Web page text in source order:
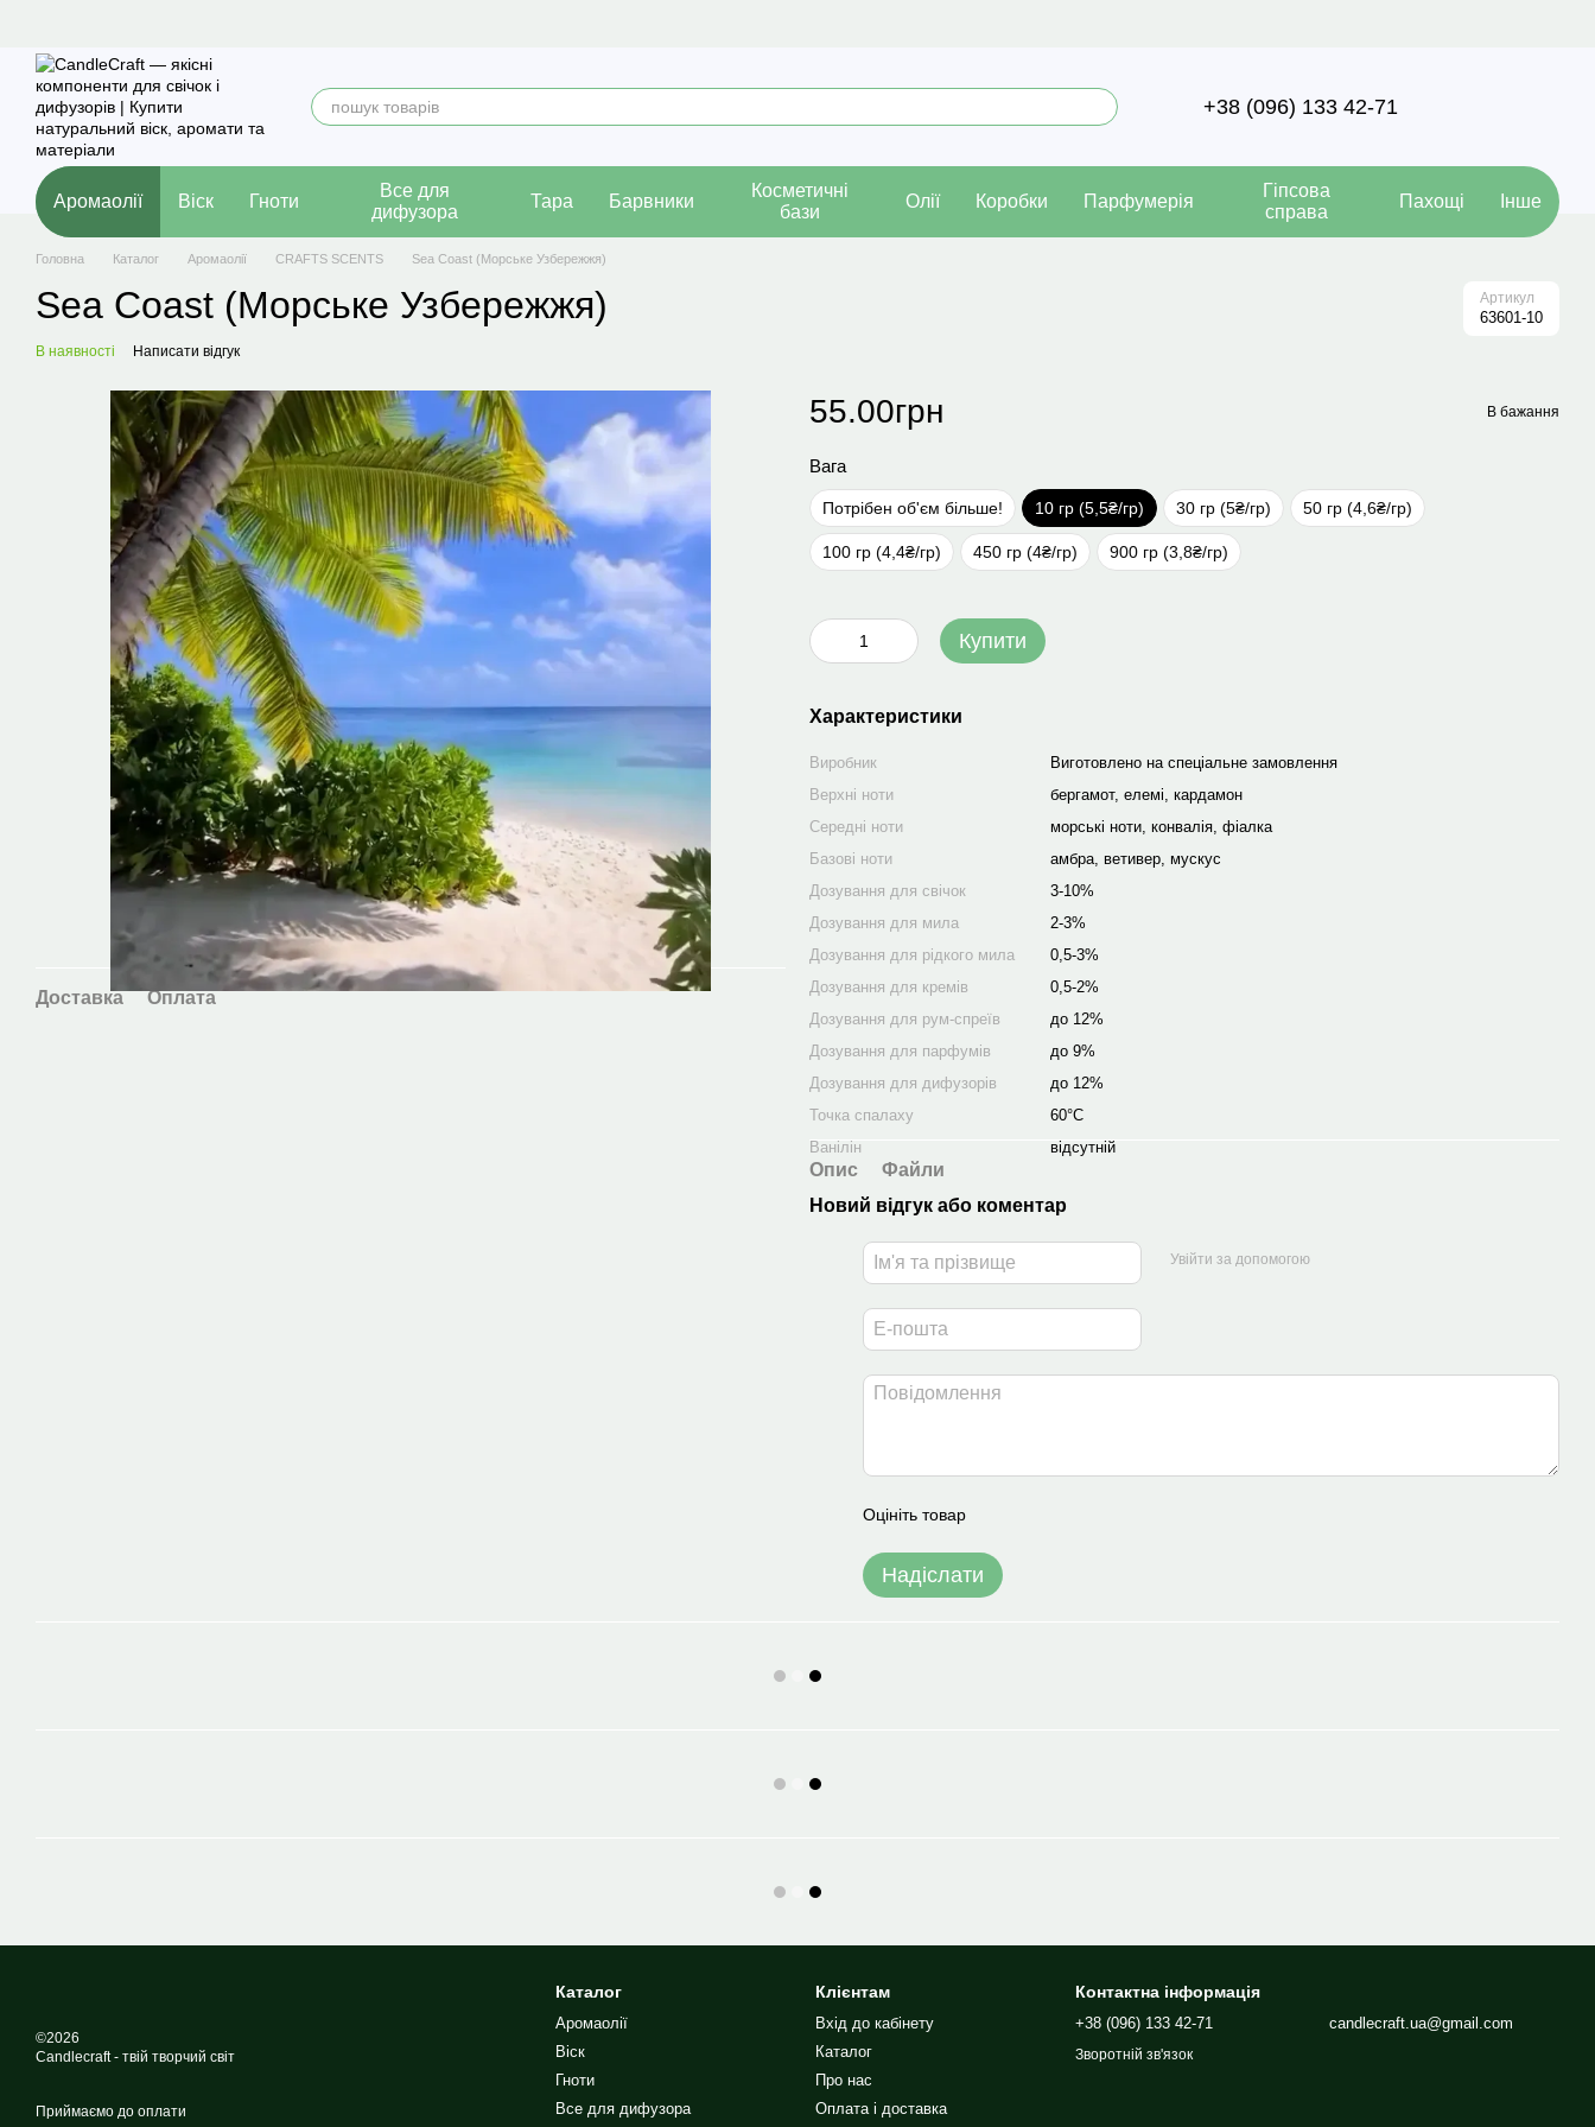
+38 (096) 133 42-71
Аромаолії Віск Гноти
Все для
дифузора
Тара Барвники
Косметичні
бази
Олії Коробки Парфумерія
Гіпсова
справа
Пахощі Інше
Головна Каталог Аромаолії CRAFTS SCENTS Sea Coast (Морське Узбережжя)
Sea Coast (Морське Узбережжя) Артикул
63601-10
В наявності Написати відгук
Доставка Оплата
55.00грн В бажання
Вага
Потрібен об'єм більше! 10 гр (5,5₴/гр) 30 гр (5₴/гр) 50 гр (4,6₴/гр)
100 гр (4,4₴/гр) 450 гр (4₴/гр) 900 гр (3,8₴/гр)
Купити
Характеристики
Виробник
Виготовлено на спеціальне замовлення
Верхні ноти
бергамот, елемі, кардамон
Середні ноти
морські ноти, конвалія, фіалка
Базові ноти
амбра, ветивер, мускус
Дозування для свічок
3-10%
Дозування для мила
2-3%
Дозування для рідкого мила
0,5-3%
Дозування для кремів
0,5-2%
Дозування для рум-спреїв
до 12%
Дозування для парфумів
до 9%
Дозування для дифузорів
до 12%
Точка спалаху
60°C
Ванілін
відсутній
Опис
Файли
Новий відгук або коментар
Увійти за допомогою
Оцініть товар
Надіслати
©2026
Candlecraft - твій творчий світ
Приймаємо до оплати
Каталог
Аромаолії
Віск
Гноти
Все для дифузора
Клієнтам
Вхід до кабінету
Каталог
Про нас
Оплата і доставка
Контактна інформація
+38 (096) 133 42-71
Зворотній зв'язок
candlecraft.ua@gmail.com